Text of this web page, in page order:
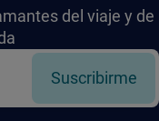
del viaje y de
Suscribirme